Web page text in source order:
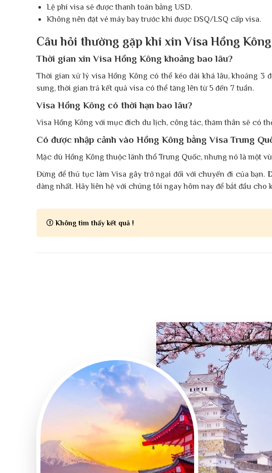
Lệ phí visa sẽ được thanh toán bằng USD.
Không nên đặt vé máy bay trước khi được ĐSQ/LSQ cấp visa.
Câu hỏi thường gặp khi xin Visa Hồng Kông
Thời gian xin Visa Hồng Kông khoảng bao lâu?
Thời gian xử lý visa Hồng Kông có thể kéo dài khá lâu, khoảng
sung, thời gian trả kết quả visa có thể tăng lên từ 5 đến 7 tuần.
Visa Hồng Kông có thời hạn bao lâu?
Visa Hồng Kông với mục đích du lịch, công tác, thăm thân sẽ có
Có được nhập cảnh vào Hồng Kông bằng Visa Trung
Mặc dù Hồng Kông thuộc lãnh thổ Trung Quốc, nhưng nó là một
Đừng để thủ tục làm Visa gây trở ngại đối với chuyến đi của bạn.
dàng nhất. Hãy liên hệ với chúng tôi ngay hôm nay để bắt đầu cho
Không tìm thấy kết quả !